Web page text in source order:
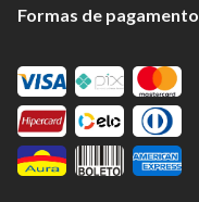
Formas de pagamento